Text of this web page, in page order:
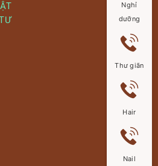
Nghỉ
dưỡng
Thư giãn
Hair
Nail